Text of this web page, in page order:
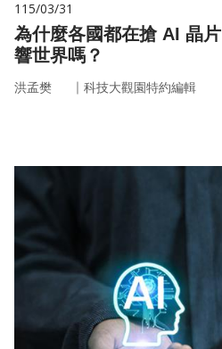
115/03/31
為什麼各國都在搶 AI 晶
響世界嗎？
洪孟樊 ｜ 科技大觀園特約編輯